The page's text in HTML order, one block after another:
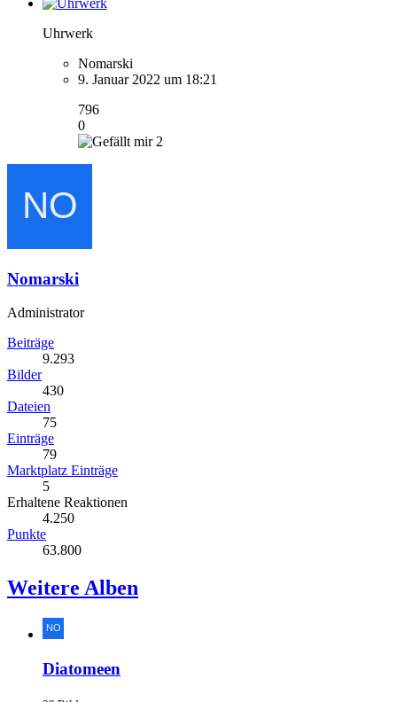
Uhrwerk
Nomarski
9. Januar 2022 um 18:21
796
0
2
Nomarski
Administrator
Beiträge
9.293
Bilder
430
Dateien
75
Einträge
79
Marktplatz Einträge
5
Erhaltene Reaktionen
4.250
Punkte
63.800
Weitere Alben
Diatomeen